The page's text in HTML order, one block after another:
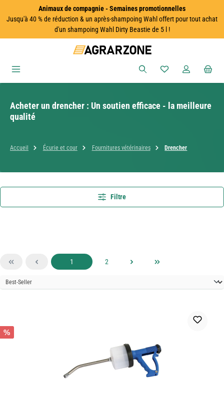
Passer au contenu principalAnimaux de compagnie - Semaines promotionnelles
Jusqu'à 40 % de réduction & un après-shampoing Wahl offert pour tout achat
d'un shampoing Wahl Dirty Beastie de 5 l !
Vous avez 0
Acheter un drencher : Un soutien efficace - la meilleure
qualité
Accueil Écurie et cour Fournitures vétérinaires Drencher
Filtre
Page
1 Page
2
%